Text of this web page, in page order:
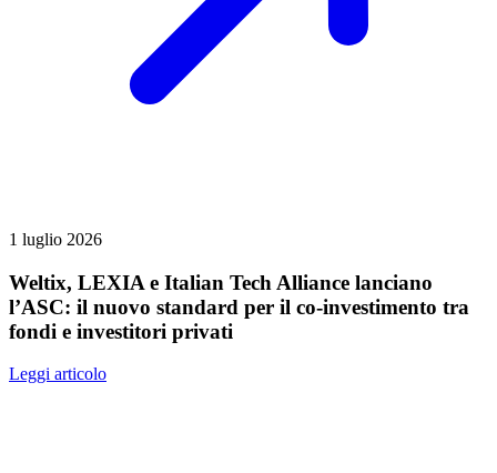
1 luglio 2026
Weltix, LEXIA e Italian Tech Alliance lanciano
l’ASC: il nuovo standard per il co-investimento tra
fondi e investitori privati
Leggi articolo